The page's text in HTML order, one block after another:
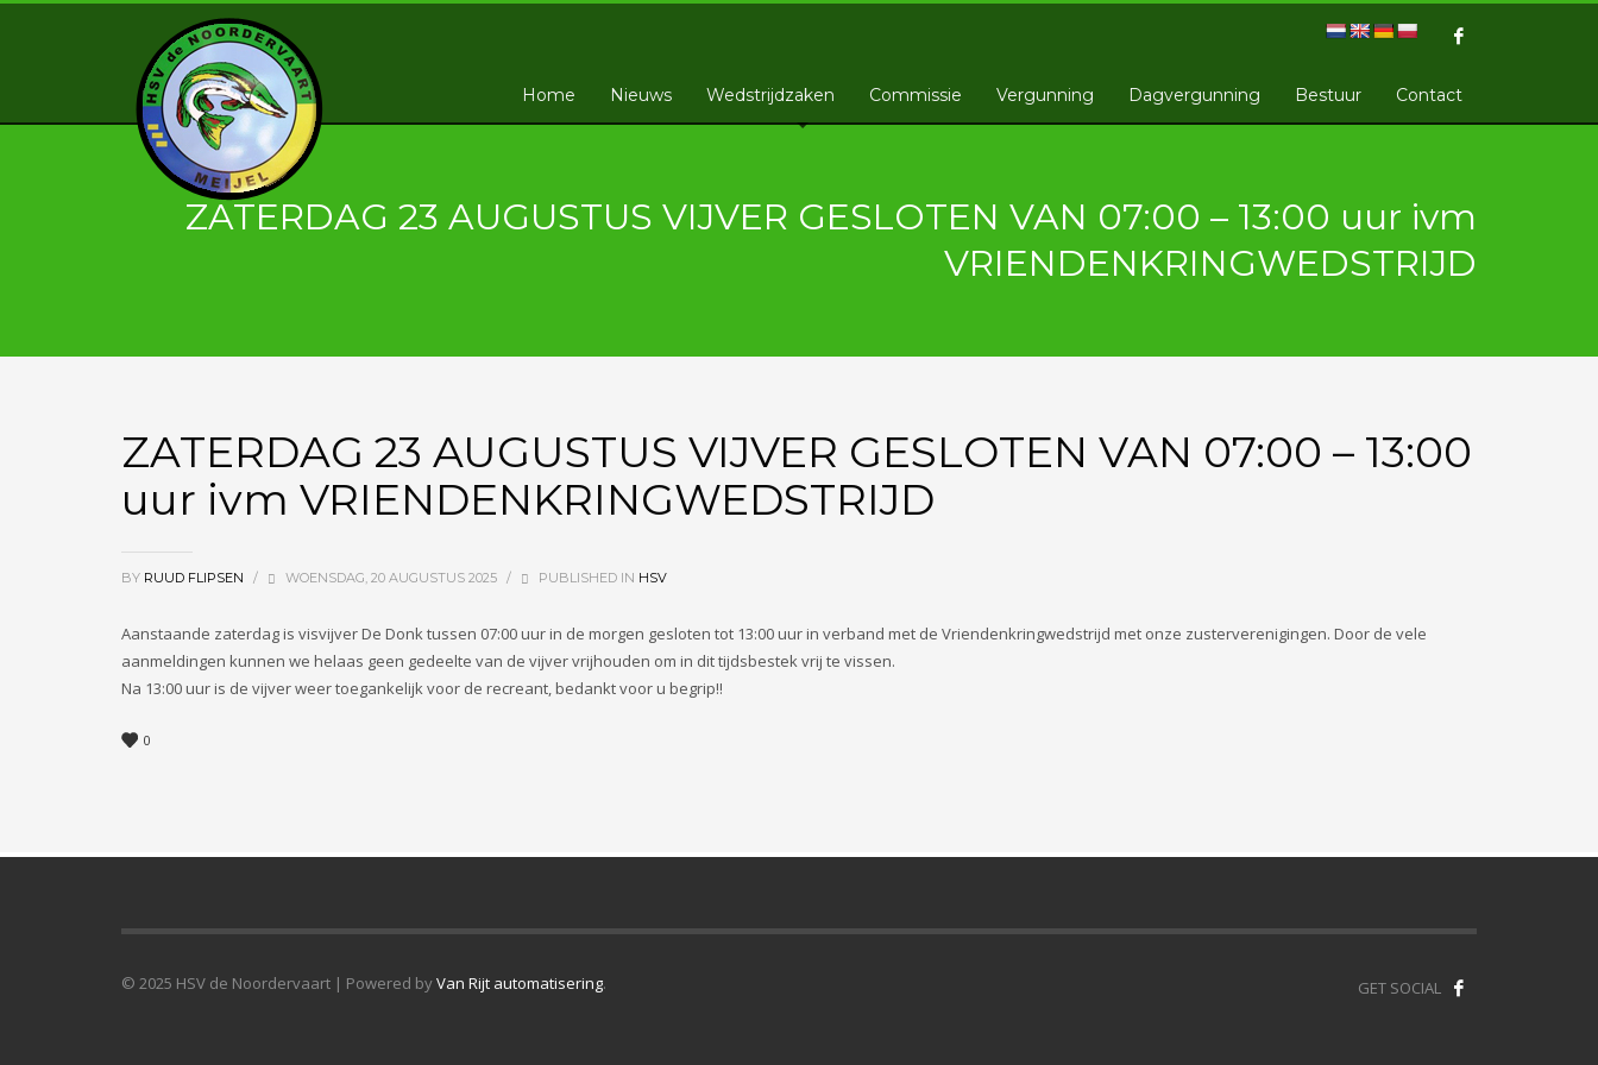
Home Nieuws Wedstrijdzaken Commissie Vergunning Dagvergunning Bestuur Contact
ZATERDAG 23 AUGUSTUS VIJVER GESLOTEN VAN 07:00 – 13:00 uur ivm
VRIENDENKRINGWEDSTRIJD
ZATERDAG 23 AUGUSTUS VIJVER GESLOTEN VAN 07:00 – 13:00
uur ivm VRIENDENKRINGWEDSTRIJD
BY RUUD FLIPSEN / WOENSDAG, 20 AUGUSTUS 2025 / PUBLISHED IN HSV
Aanstaande zaterdag is visvijver De Donk tussen 07:00 uur in de morgen gesloten tot 13:00 uur in verband met de Vriendenkringwedstrijd met onze zusterverenigingen. Door de vele
aanmeldingen kunnen we helaas geen gedeelte van de vijver vrijhouden om in dit tijdsbestek vrij te vissen.
Na 13:00 uur is de vijver weer toegankelijk voor de recreant, bedankt voor u begrip!!
0
GET SOCIAL
© 2025 HSV de Noordervaart | Powered byVan Rijt automatisering.